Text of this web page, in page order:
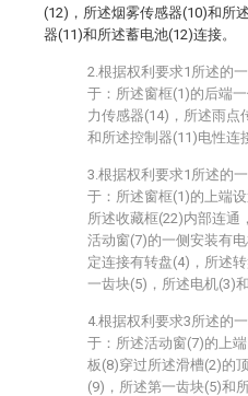
(12)，所述烟雾传感器(10)和所
器(11)和所述蓄电池(12)连接。
2.根据权利要求1所述的
于：所述窗框(1)的后端
力传感器(14)，所述雨点
和所述控制器(11)电性连
3.根据权利要求1所述的
于：所述窗框(1)的上端
所述收藏框(22)内部连通
活动窗(7)的一侧安装有
定连接有转盘(4)，所述
一齿块(5)，所述电机(3)
4.根据权利要求3所述的
于：所述活动窗(7)的上
板(8)穿过所述滑槽(2)的
(9)，所述第一齿块(5)和